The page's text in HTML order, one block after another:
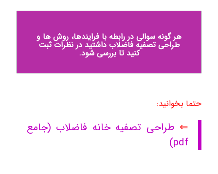
هر گونه سوالی در رابطه با فرایندها، روش ها و
طراحی تصفیه فاضلاب داشتید در نظرات ثبت
کنید تا بررسی شود.
حتما بخوانید:
⇐ طراحی تصفیه خانه فاضلاب (جامع
pdf)